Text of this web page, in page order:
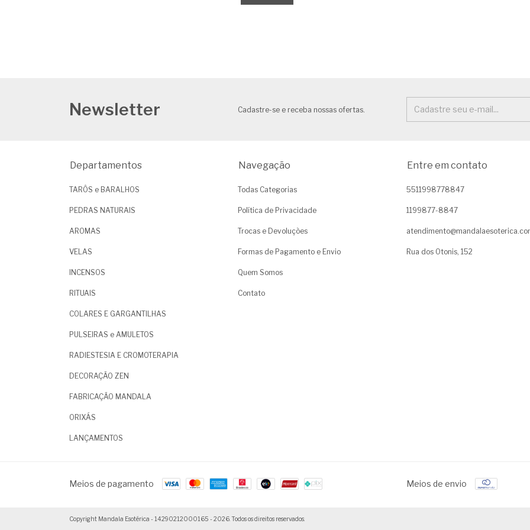
Newsletter Cadastre-se e receba nossas ofertas.
Departamentos
TARÔS e BARALHOS
PEDRAS NATURAIS
AROMAS
VELAS
INCENSOS
RITUAIS
COLARES E GARGANTILHAS
PULSEIRAS e AMULETOS
RADIESTESIA E CROMOTERAPIA
DECORAÇÃO ZEN
FABRICAÇÃO MANDALA
ORIXÁS
LANÇAMENTOS
Navegação
Todas Categorias
Política de Privacidade
Trocas e Devoluções
Formas de Pagamento e Envio
Quem Somos
Contato
Entre em contato
5511998778847
1199877-8847
Rua dos Otonis, 152
Meios de pagamento Meios de envio
Copyright Mandala Esotérica - 14290212000165 - 2026. Todos os direitos reservados.